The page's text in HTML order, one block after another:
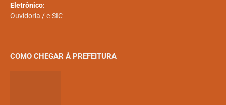
Eletrônico:
Ouvidoria /e-SIC
COMO CHEGAR À PREFEITURA